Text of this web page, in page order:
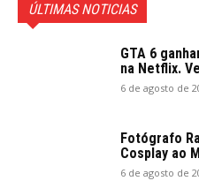
ÚLTIMAS NOTICIAS
GTA 6
na Netflix.
6 de agosto de
Fotógrafo
Cosplay ao
6 de agosto de